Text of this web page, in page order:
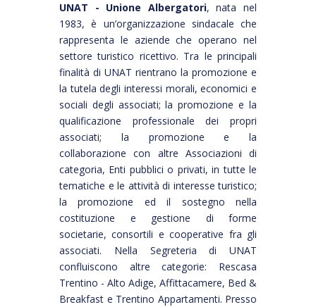
UNAT - Unione Albergatori, nata nel
1983, è un’organizzazione sindacale che
rappresenta le aziende che operano nel
settore turistico ricettivo. Tra le principali
finalità di UNAT rientrano la promozione e
la tutela degli interessi morali, economici e
sociali degli associati; la promozione e la
qualificazione professionale dei propri
associati; la promozione e la
collaborazione con altre Associazioni di
categoria, Enti pubblici o privati, in tutte le
tematiche e le attività di interesse turistico;
la promozione ed il sostegno nella
costituzione e gestione di forme
societarie, consortili e cooperative fra gli
associati. Nella Segreteria di UNAT
confluiscono altre categorie: Rescasa
Trentino - Alto Adige, Affittacamere, Bed &
Breakfast e Trentino Appartamenti. Presso